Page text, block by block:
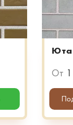
Юта
От